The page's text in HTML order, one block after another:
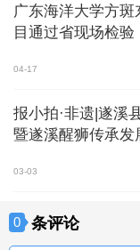
广东海洋大学方
目通过省现场检验
04-17
报小拍·非遗|遂溪
暨遂溪醒狮传承发
03-03
0 条评论